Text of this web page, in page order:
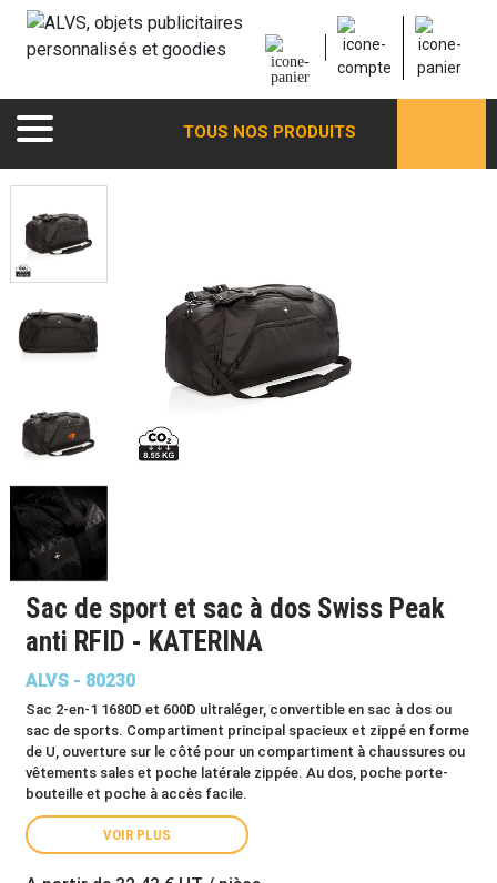
TOUS NOS PRODUITS
Sac de sport et sac à dos Swiss Peak
anti RFID - KATERINA
ALVS - 80230
Sac 2-en-1 1680D et 600D ultraléger, convertible en sac à dos ou
sac de sports. Compartiment principal spacieux et zippé en forme
de U, ouverture sur le côté pour un compartiment à chaussures ou
vêtements sales et poche latérale zippée. Au dos, poche porte-
bouteille et poche à accès facile.
VOIR PLUS